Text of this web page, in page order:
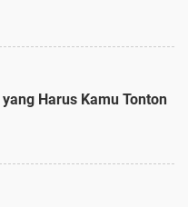
Harus Kamu Tonton